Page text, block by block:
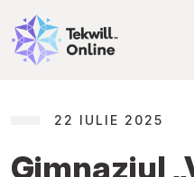
22 IULIE 2025
Gimnaziul